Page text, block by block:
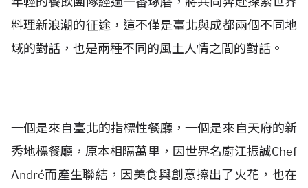
料理新浪潮的征途，這不僅是臺北與成都兩個不同地
域的對話，也是兩種不同的風土人情之間的對話。
一個是來自臺北的指標性餐廳，一個是來自天府的新
秀地標餐廳，原本相隔萬里，因世界名廚江振誠Chef
André而產生聯結，因美食與創意擦出了火花，也在